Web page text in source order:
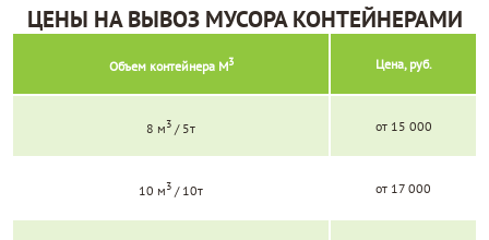
ЦЕНЫ НА ВЫВОЗ МУСОРА КОНТЕЙНЕРАМИ
Объем контейнера М3 Цена, руб.
8 м3 / 5т от 15 000
10 м3 / 10т от 17 000